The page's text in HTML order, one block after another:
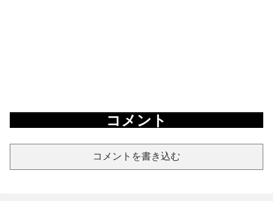
コメント
コメントを書き込む